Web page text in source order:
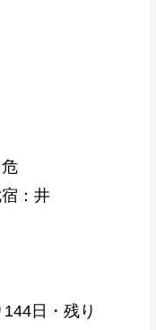
：井
日・残り